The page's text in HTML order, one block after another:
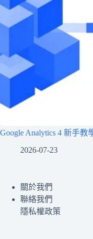
Google Analytics 4 新手
2026-07-23
關於我們
聯絡我們
隱私權政策